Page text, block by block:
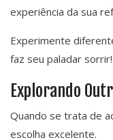
experiência da sua
Experimente
faz seu paladar sorrir!
Explorando
Quando se trata de
escolha excelente.